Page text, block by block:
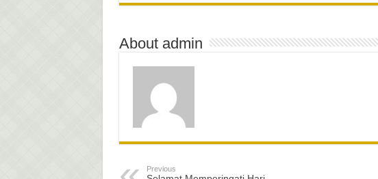
About admin
Previous